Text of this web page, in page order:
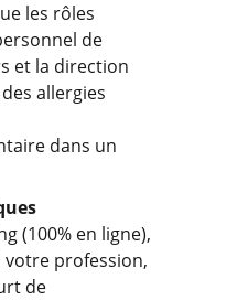
les rôles
de
et la direction
allergies
dans un
(100% en ligne),
votre profession,
de